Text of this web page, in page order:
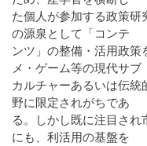
た個人が参加する政策
の源泉として「コンテ
ンツ」の整備・活用政
メ・ゲーム等の現代サブ
カルチャーあるいは伝
野に限定されがちであ
る。しかし既に注目さ
にも、利活用の基盤を